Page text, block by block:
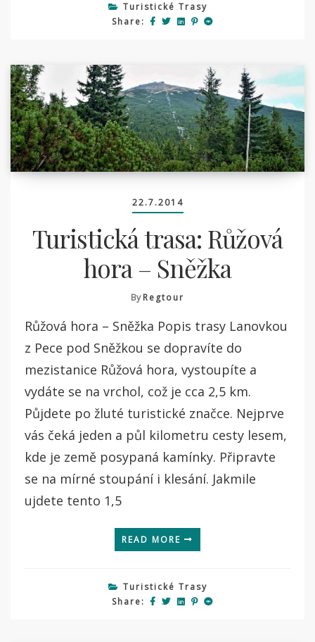
Turistické Trasy
Share:
22.7.2014
Turistická trasa: Růžová
hora – Sněžka
ByRegtour
Růžová hora – Sněžka Popis trasy Lanovkou
z Pece pod Sněžkou se dopravíte do
mezistanice Růžová hora, vystoupíte a
vydáte se na vrchol, což je cca 2,5 km.
Půjdete po žluté turistické značce. Nejprve
vás čeká jeden a půl kilometru cesty lesem,
kde je země posypaná kamínky. Připravte
se na mírné stoupání i klesání. Jakmile
ujdete tento 1,5
READ MORE
Turistické Trasy
Share: